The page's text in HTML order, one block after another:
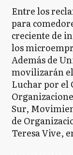
Entre los
para
creciente de
los
Además de
movilizarán
Luchar por el
Sur,
de
Teresa Vive,